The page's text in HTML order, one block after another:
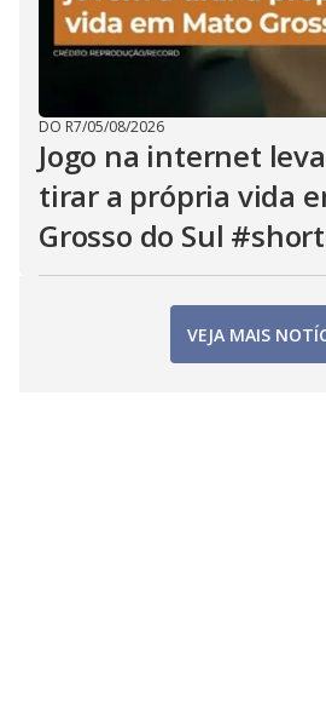
DO R7/05/08/2026
Jogo na internet
tirar a própria vida
Grosso do Sul
VEJA MAIS